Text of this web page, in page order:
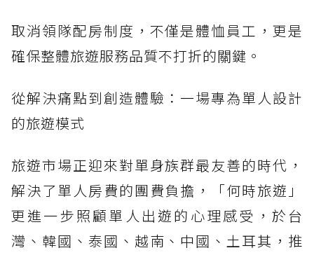
取消領隊配房制度，不僅是體恤員工，更是
確保整體旅遊服務品質不打折的關鍵。
從解決痛點到創造體驗：一場專為單人設計
的旅遊模式
旅遊市場正迎來對單身族群最友善的時代，
解決了單人房費的團費負擔，「何時旅遊」
更進一步照顧單人出遊的心理感受，於台
灣、韓國、泰國、越南、中國、土耳其，推